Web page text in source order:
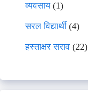
व्यवसाय(1)
सरल विद्यार्थी(4)
हस्ताक्षर सराव (22)